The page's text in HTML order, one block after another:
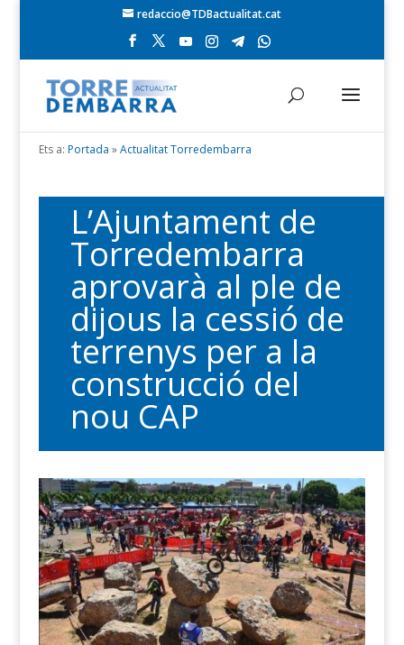
redaccio@TDBactualitat.cat
Ets a: Portada »Actualitat Torredembarra
L’Ajuntament de
Torredembarra
aprovarà al ple de
dijous la cessió de
terrenys per a la
construcció del
nou CAP